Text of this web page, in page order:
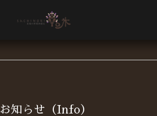
お知らせ（Info）